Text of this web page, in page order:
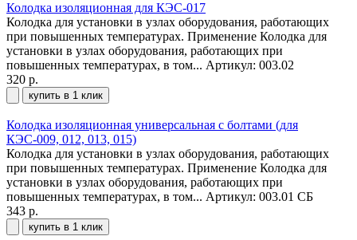
Колодка изоляционная для КЭС-017
Колодка для установки в узлах оборудования, работающих
при повышенных температурах. Применение Колодка для
установки в узлах оборудования, работающих при
повышенных температурах, в том... Артикул: 003.02
320 р.
купить в 1 клик
Колодка изоляционная универсальная с болтами (для
КЭС-009, 012, 013, 015)
Колодка для установки в узлах оборудования, работающих
при повышенных температурах. Применение Колодка для
установки в узлах оборудования, работающих при
повышенных температурах, в том... Артикул: 003.01 СБ
343 р.
купить в 1 клик